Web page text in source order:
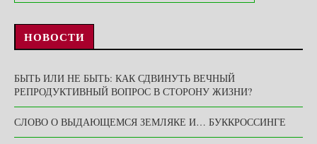
НОВОСТИ
БЫТЬ ИЛИ НЕ БЫТЬ: КАК СДВИНУТЬ ВЕЧНЫЙ
РЕПРОДУКТИВНЫЙ ВОПРОС В СТОРОНУ ЖИЗНИ?
СЛОВО О ВЫДАЮЩЕМСЯ ЗЕМЛЯКЕ И… БУККРОССИНГЕ